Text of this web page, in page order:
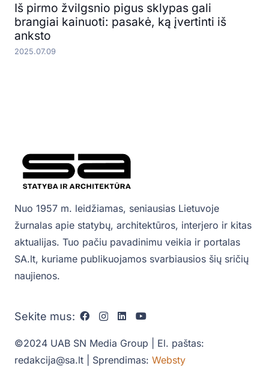
Iš pirmo žvilgsnio pigus sklypas gali
brangiai kainuoti: pasakė, ką įvertinti iš
anksto
2025.07.09
Nuo 1957 m. leidžiamas, seniausias Lietuvoje
žurnalas apie statybų, architektūros, interjero ir kitas
aktualijas. Tuo pačiu pavadinimu veikia ir portalas
SA.lt, kuriame publikuojamos svarbiausios šių sričių
naujienos.
Sekite mus:
©2024 UAB SN Media Group | El. paštas:
redakcija@sa.lt | Sprendimas: Websty